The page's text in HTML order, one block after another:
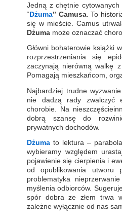
Jedną z chętnie
“Dżuma” Camusa. To
się w mieście. Camus
Dżuma może oznaczać
Główni bohaterowie książki
rozprzestrzeniania się
zaczynają nierówną walkę
Pomagają mieszkańcom,
Najbardziej trudne
nie dadzą rady zwalczyć
chorobie. Na
dobrą szansę do
prywatnych dochodów.
Dżuma to lektura –
wybieramy względem
pojawienie się cierpienia i
od opublikowania utworu
problematyka
myślenia odbiorców.
spór dobra ze złem trwa
zależne wyłącznie od nas